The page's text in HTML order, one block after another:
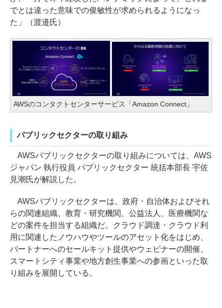
でとは違った意味での俊敏性が求められるようになっ
た」（渡邉氏）
AWSのコンタクトセンターサービス「Amazon Connect」
パブリックセクターの取り組み
AWSパブリックセクターの取り組みについては、AWS
ジャパン 執行役員 パブリックセクター 統括本部長 宇佐
見潮氏が解説した。
AWSパブリックセクターは、政府・自治体およびそれ
らの関連組織、教育・研究機関、公益法人、医療機関な
どの案件を担当する組織だ。クラウド調達・クラウド利
用に関連したノウハウやツールのアセット化をはじめ、
パートナーへのセールキット提供やウェビナーの開催、
スマートシティ事業や地方創生事業への参画といった取
り組みを展開している。